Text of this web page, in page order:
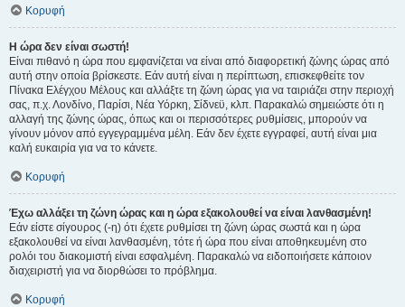
Κορυφή
Η ώρα δεν είναι σωστή!
Είναι πιθανό η ώρα που εμφανίζεται να είναι από διαφορετική ζώνης ώρας από
αυτή στην οποία βρίσκεστε. Εάν αυτή είναι η περίπτωση, επισκεφθείτε τον
Πίνακα Ελέγχου Μέλους και αλλάξτε τη ζώνη ώρας για να ταιριάζει στην περιοχή
σας, π.χ. Λονδίνο, Παρίσι, Νέα Υόρκη, Σίδνεϋ, κλπ. Παρακαλώ σημειώστε ότι η
αλλαγή της ζώνης ώρας, όπως και οι περισσότερες ρυθμίσεις, μπορούν να
γίνουν μόνον από εγγεγραμμένα μέλη. Εάν δεν έχετε εγγραφεί, αυτή είναι μια
καλή ευκαιρία για να το κάνετε.
Κορυφή
Έχω αλλάξει τη ζώνη ώρας και η ώρα εξακολουθεί να είναι λανθασμένη!
Εάν είστε σίγουρος (-η) ότι έχετε ρυθμίσει τη ζώνη ώρας σωστά και η ώρα
εξακολουθεί να είναι λανθασμένη, τότε ή ώρα που είναι αποθηκευμένη στο
ρολόι του διακομιστή είναι εσφαλμένη. Παρακαλώ να ειδοποιήσετε κάποιον
διαχειριστή για να διορθώσει το πρόβλημα.
Κορυφή